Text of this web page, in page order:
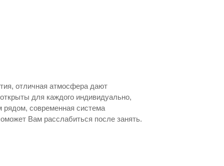
отличная атмосфера дают
для каждого индивидуально,
современная система
Вам расслабиться после занять.